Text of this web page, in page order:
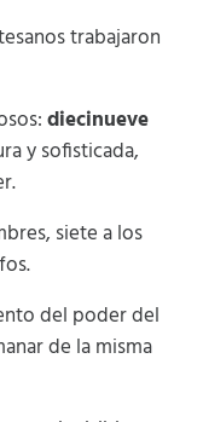
trabajaron
diecinueve
y sofisticada,
siete a los
del poder del
de la misma